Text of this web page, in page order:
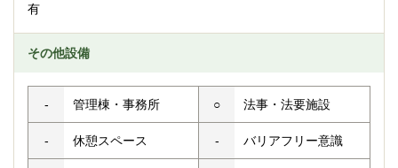
有
その他設備
- 管理棟・事務所 ○ 法事・法要施設
- 休憩スペース - バリアフリー意識